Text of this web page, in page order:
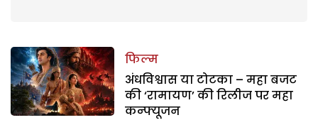
फिल्म
अंधविश्वास या टोटका – महा बजट
की ‘रामायण’ की रिलीज पर महा
कन्फ्यूजन